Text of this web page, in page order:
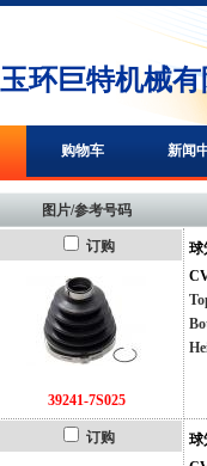
玉环巨特机械
购物车 新闻
图片/参考号码
订购
39241-7S025
球
订购
球